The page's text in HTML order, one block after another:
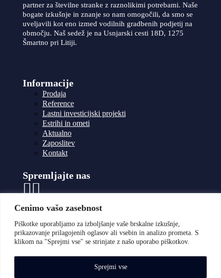
Cenimo vašo zasebnost
Piškotke uporabljamo za izboljšanje vaše brskalne izkušnje,
prikazovanje prilagojenih oglasov ali vsebin in analizo prometa. S
klikom na "Sprejmi vse" se strinjate z našo uporabo piškotkov.
Sprejmi vse
partner za številne stranke z raznolikimi potrebami. Naše
bogate izkušnje in znanje so nam omogočili, da smo se
uveljavili kot eno izmed vodilnih gradbenih podjetij na
območju. Naš sedež je na Usnjarski cesti 18D, 1275
Šmartno pri Litiji.
Informacije
Prodaja
Reference
Lastni investicijski projekti
Estrihi in ometi
Aktualno
Zaposlitev
Kontakt
Spremljajte nas
13 40
041
685